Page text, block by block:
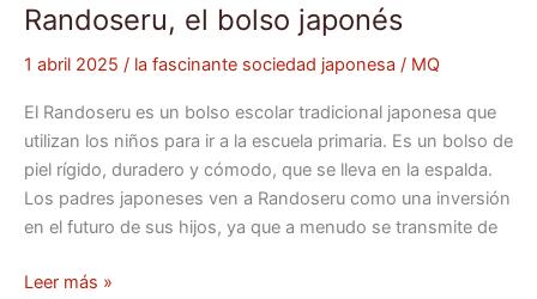
Randoseru, el bolso japonés
1 abril 2025 / la fascinante sociedad japonesa / MQ
El Randoseru es un bolso escolar tradicional japonesa que
utilizan los niños para ir a la escuela primaria. Es un bolso de
piel rígido, duradero y cómodo, que se lleva en la espalda.
Los padres japoneses ven a Randoseru como una inversión
en el futuro de sus hijos, ya que a menudo se transmite de
Leer más »